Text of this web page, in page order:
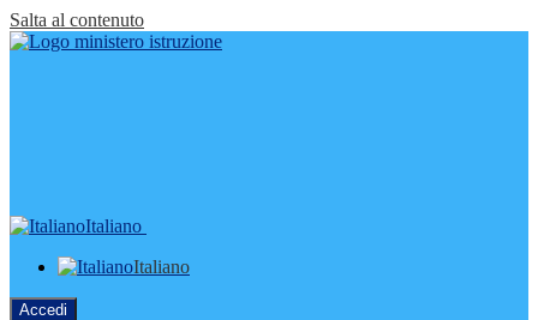
Salta al contenuto
Italiano
Italiano
Accedi